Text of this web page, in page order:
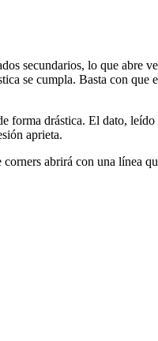
secundarios, lo que abre
se cumpla. Basta con que
forma drástica. El dato,
aprieta.
abrirá con una línea